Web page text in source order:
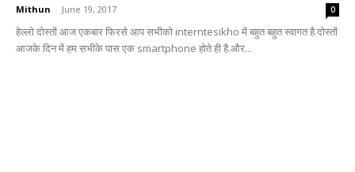
Mithun - June 19, 2017 0
हेल्लो दोस्तों आज एकबार फिरसे आप सभीको interntesikho में बहुत बहुत स्वागत है.दोस्तों
आजके दिन में हम सभीके पास एक smartphone होते ही है.और...